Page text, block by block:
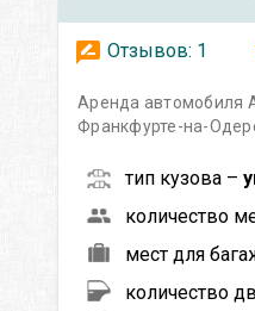
Отзывов: 1
Аренда автомобиля
Франкфурте-на-
тип кузова –
количество
мест для
количество